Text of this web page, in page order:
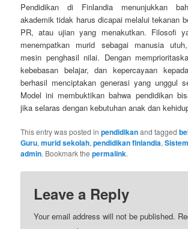
Pendidikan di Finlandia menunjukkan
akademik tidak harus dicapai melalui tekanan
PR, atau ujian yang menakutkan. Filosofi
menempatkan murid sebagai manusia
mesin penghasil nilai. Dengan
kebebasan belajar, dan kepercayaan
berhasil menciptakan generasi yang unggul
Model ini membuktikan bahwa pendidikan
jika selaras dengan kebutuhan anak dan
This entry was posted inpendidikanand tagged
Guru,murid sekolah,pendidikan finlandia,
admin. Bookmark thepermalink.
Leave a Reply
Your email address will not be published.